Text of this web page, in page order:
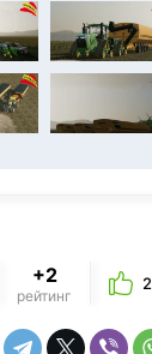
+2
рейтинг
2